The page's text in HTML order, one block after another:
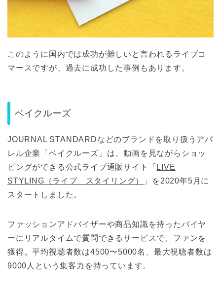
このように国内では成功が難しいと言われるライブコ
マースですが、過去に成功した事例もあります。
ベイクルーズ
JOURNAL STANDARDなどのブランドを取り扱うアパ
レル企業「ベイクルーズ」は、動画を見ながらショッ
ピングができる公式ライブ通販サイト「 LIVE
STYLING（ライブ スタイリング）
」を2020年5月に
スタートしました。
ファッションアドバイザーや商品知識を持ったバイヤ
ーにリアルタイムで質問できるサービスで、ファンを
獲得。平均視聴者数は4500〜5000名、最大視聴者数は
9000人という集客力を持っています。